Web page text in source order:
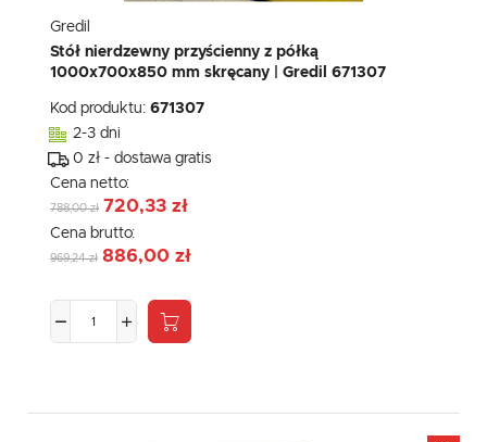
Gredil
Stół nierdzewny przyścienny z półką
1000x700x850 mm skręcany | Gredil 671307
Kod produktu: 671307
2-3 dni
0 zł - dostawa gratis
Cena netto:
788,00 zł 720,33 zł
Cena brutto:
969,24 zł 886,00 zł